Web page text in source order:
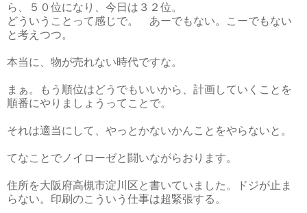
ら、５０位になり、今日は３２位。
どういうことって感じで。 あーでもない。こーでもない
と考えつつ。
本当に、物が売れない時代ですな。
まぁ。もう順位はどうでもいいから、計画していくことを
順番にやりましょうってことで。
それは適当にして、やっとかないかんことをやらないと。
てなことでノイローゼと闘いながらおります。
住所を大阪府高槻市淀川区と書いていました。ドジが止ま
らない。印刷のこういう仕事は超緊張する。